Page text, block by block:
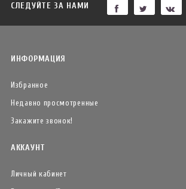
СЛЕДУЙТЕ ЗА НАМИ
ИНФОРМАЦИЯ
Избранное
Недавно просмотренные
Закажите звонок!
АККАУНТ
Личный кабинет